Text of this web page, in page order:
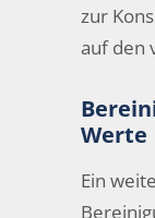
zur
auf den
Werte
Ein